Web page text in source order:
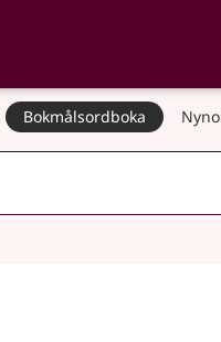
Bokmålsordboka